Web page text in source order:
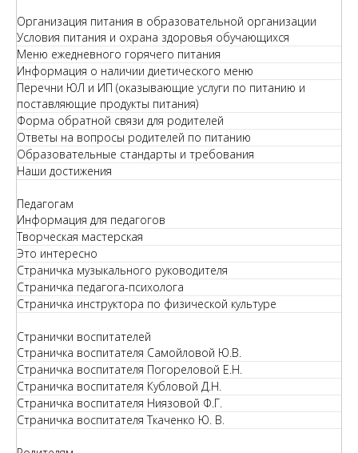
Организация питания в образовательной организации
Условия питания и охрана здоровья обучающихся
Меню ежедневного горячего питания
Информация о наличии диетического меню
Перечни ЮЛ и ИП (оказывающие услуги по питанию и
поставляющие продукты питания)
Форма обратной связи для родителей
Ответы на вопросы родителей по питанию
Образовательные стандарты и требования
Наши достижения
Педагогам
Информация для педагогов
Творческая мастерская
Это интересно
Страничка музыкального руководителя
Страничка педагога-психолога
Страничка инструктора по физической культуре
Странички воспитателей
Страничка воспитателя Самойловой Ю.В.
Страничка воспитателя Погореловой Е.Н.
Страничка воспитателя Кубловой Д.Н.
Страничка воспитателя Ниязовой Ф.Г.
Страничка воспитателя Ткаченко Ю. В.